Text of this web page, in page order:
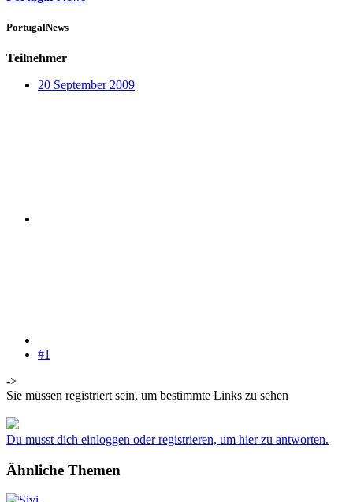
PortugalNews
Teilnehmer
20 September 2009
#1
->
Sie müssen registriert sein, um bestimmte Links zu sehen
Du musst dich einloggen oder registrieren, um hier zu antworten.
Ähnliche Themen